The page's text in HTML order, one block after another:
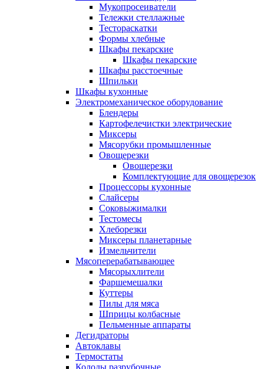
Мукопросеиватели
Тележки стеллажные
Тестораскатки
Формы хлебные
Шкафы пекарские
Шкафы пекарские
Шкафы расстоечные
Шпильки
Шкафы кухонные
Электромеханическое оборудование
Блендеры
Картофелечистки электрические
Миксеры
Мясорубки промышленные
Овощерезки
Овощерезки
Комплектующие для овощерезок
Процессоры кухонные
Слайсеры
Соковыжималки
Тестомесы
Хлеборезки
Миксеры планетарные
Измельчители
Мясоперерабатывающее
Мясорыхлители
Фаршемешалки
Куттеры
Пилы для мяса
Шприцы колбасные
Пельменные аппараты
Дегидраторы
Автоклавы
Термостаты
Колоды разрубочные